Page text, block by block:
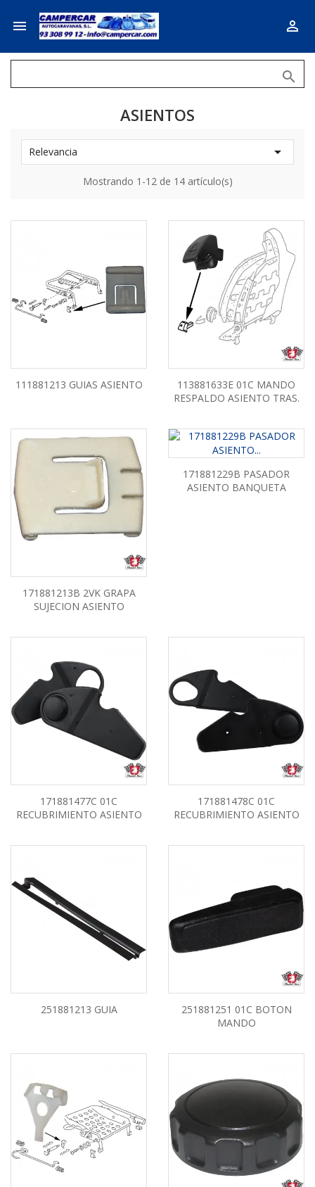
 

ASIENTOS
Relevancia 
Mostrando 1-12 de 14 artículo(s)
111881213 GUIAS ASIENTO
113881633E 01C MANDO
RESPALDO ASIENTO TRAS.
171881213B 2VK GRAPA
SUJECION ASIENTO
171881229B PASADOR
ASIENTO BANQUETA
171881477C 01C
RECUBRIMIENTO ASIENTO
171881478C 01C
RECUBRIMIENTO ASIENTO
251881213 GUIA
251881251 01C BOTON
MANDO